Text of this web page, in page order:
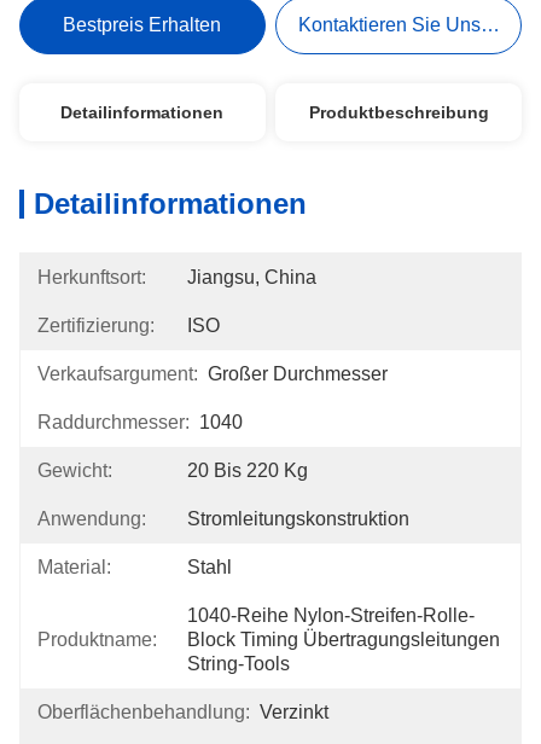
Bestpreis Erhalten Kontaktieren Sie Uns Jetzt
Detailinformationen Produktbeschreibung
Detailinformationen
Herkunftsort: Jiangsu, China
Zertifizierung: ISO
Verkaufsargument: Großer Durchmesser
Raddurchmesser: 1040
Gewicht: 20 Bis 220 Kg
Anwendung: Stromleitungskonstruktion
Material: Stahl
Produktname:
1040-Reihe Nylon-Streifen-Rolle-
Block Timing Übertragungsleitungen
String-Tools
Oberflächenbehandlung: Verzinkt